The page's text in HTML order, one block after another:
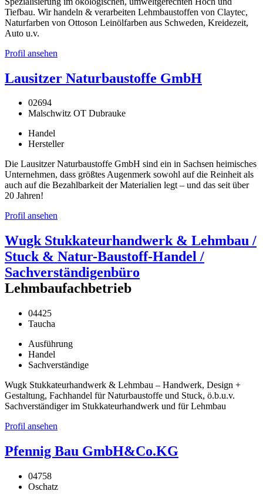
Tiefbau. Wir handeln & verarbeiten Lehmbaustoffen von Claytec,
Naturfarben von Ottoson Leinölfarben aus Schweden, Kreidezeit,
Auto u.v.
Profil ansehen
Lausitzer Naturbaustoffe GmbH
02694
Malschwitz OT Dubrauke
Handel
Hersteller
Die Lausitzer Naturbaustoffe GmbH sind ein in Sachsen heimisches
Unternehmen, dass größtes Augenmerk sowohl auf die Reinheit als
auch auf die Bezahlbarkeit der Materialien legt – und das seit über
20 Jahren!
Profil ansehen
Wugk Stukkateurhandwerk & Lehmbau /
Stuck & Natur-Baustoff-Handel /
Sachverständigenbüro
Lehmbaufachbetrieb
04425
Taucha
Ausführung
Handel
Sachverständige
Wugk Stukkateurhandwerk & Lehmbau – Handwerk, Design +
Gestaltung, Fachhandel für Naturbaustoffe und Stuck, ö.b.u.v.
Sachverständiger im Stukkateurhandwerk und für Lehmbau
Profil ansehen
Pfennig Bau GmbH&Co.KG
04758
Oschatz